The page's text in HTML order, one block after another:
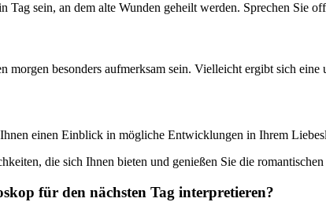
Tag sein, an dem alte Wunden geheilt werden. Sprechen Sie
morgen besonders aufmerksam sein. Vielleicht ergibt sich
einen Einblick in mögliche Entwicklungen in Ihrem
die sich Ihnen bieten und genießen Sie die
für den nächsten Tag interpretieren?